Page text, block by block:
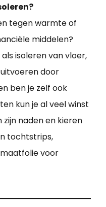
tegen warmte of
middelen?
isoleren van vloer,
door
ben je zelf ook
kun je al veel winst
naden en kieren
tochtstrips,
voor